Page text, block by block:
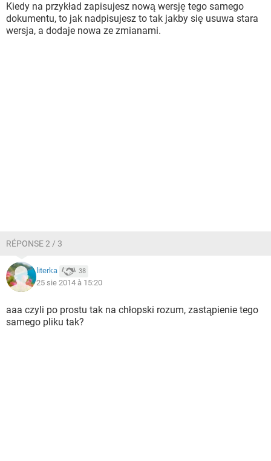
Kiedy na przykład zapisujesz nową wersję tego samego
dokumentu, to jak nadpisujesz to tak jakby się usuwa stara
wersja, a dodaje nowa ze zmianami.
RÉPONSE 2 / 3
literka 38
25 sie 2014 à 15:20
aaa czyli po prostu tak na chłopski rozum, zastąpienie tego
samego pliku tak?